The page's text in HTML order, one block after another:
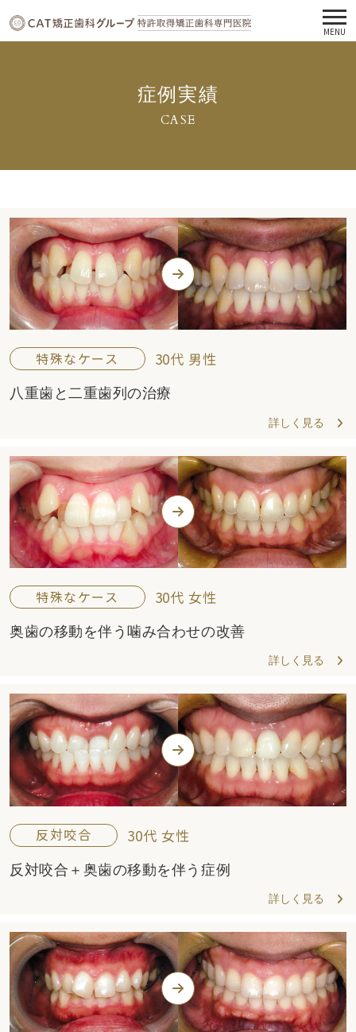
MENU
症例実績
CASE
特殊なケース
30代 男性
八重歯と二重歯列の治療
詳しく見る
特殊なケース
30代 女性
奥歯の移動を伴う噛み合わせの改善
詳しく見る
反対咬合
30代 女性
反対咬合＋奥歯の移動を伴う症例
詳しく見る